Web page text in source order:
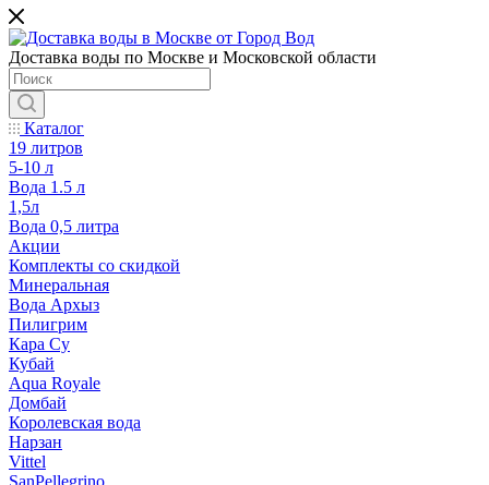
Доставка воды по Москве и Московской области
Каталог
19 литров
5-10 л
Вода 1.5 л
1,5л
Вода 0,5 литра
Акции
Комплекты со скидкой
Минеральная
Вода Архыз
Пилигрим
Кара Су
Кубай
Aqua Royale
Домбай
Королевская вода
Нарзан
Vittel
SanPellegrino